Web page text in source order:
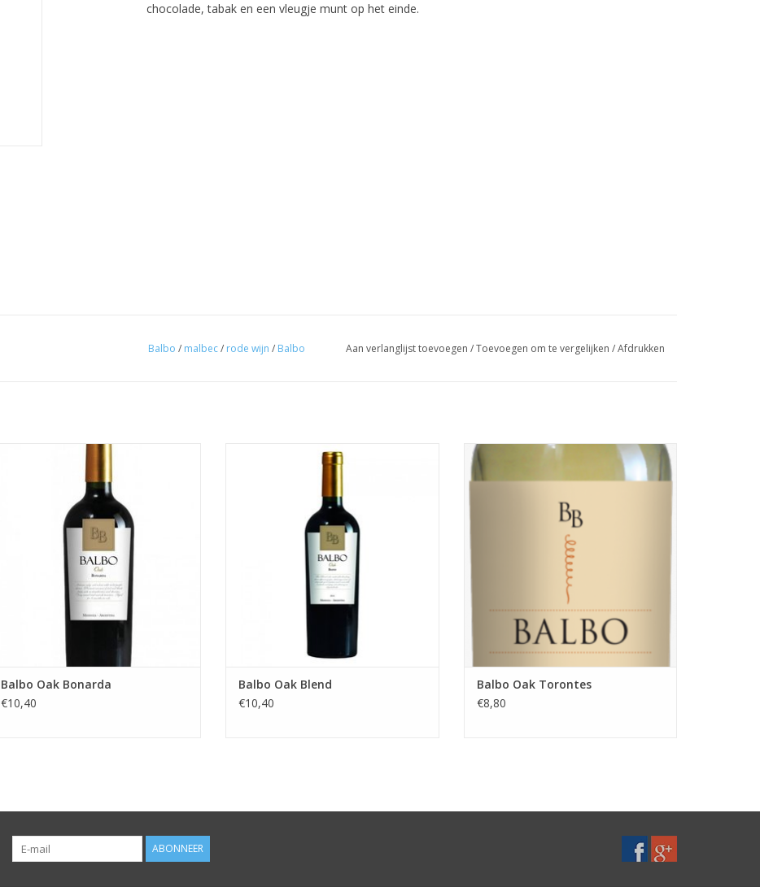
chocolade, tabak en een vleugje munt op het einde.
Balbo / malbec/ rode wijn / Balbo Aan verlanglijst toevoegen /Toevoegen om te vergelijken /Afdrukken
Diepe rode kleur met violet rand. In de
neus primaire aroma’s van zwarte bessen,
frambozen en kruidig achtergrond. Zachte
smaak met zoete tannines die zorgen voor
een krachtige finale.
TOEVOEGEN AAN WINKELWAGEN
Balbo Oak Bonarda
€10,40
Deze wijn is een heerlijke mix van drie
druivensoorten: cabernet sauvignon, petit
verdot en malbec. Door zijn rijping op
eiken vaten bekomt men een diepe,
paarszwarte kleur met aroma's van rode
vruchten en gekruide toetsen. Een
elegante, wel gestructureer
TOEVOEGEN AAN WINKELWAGEN
Balbo Oak Blend
€10,40
Dewijn heeft een geelgroene kleur. Intense
bloempjes, zoals rozen en jasmijntjes, en
fruitige aroma's bepalen de smaak van
deze wijn. Deze wijn is jong, fris en heeft
een complexe fruitigheid.
Land: Argentinië
TOEVOEGEN AAN WINKELWAGEN
Balbo Oak Torontes
€8,80
ABONNEER